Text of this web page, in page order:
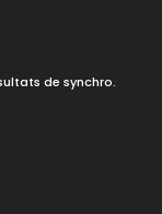
de synchro.